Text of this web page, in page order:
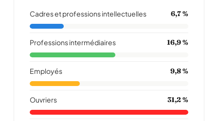
Cadres et professions intellectuelles 6,7 %
Professions intermédiaires 16,9 %
Employés 9,8 %
Ouvriers 31,2 %